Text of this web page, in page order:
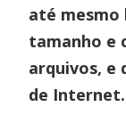
até mesmo
tamanho e
arquivos, e
de Internet.